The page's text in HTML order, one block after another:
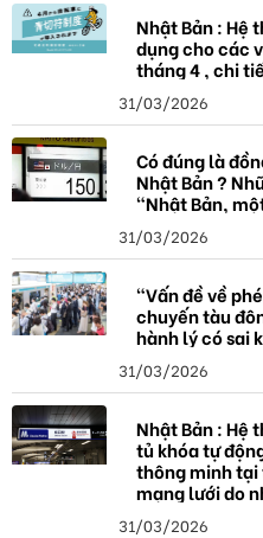
a
Nhật Bản : Hệ
dụng cho các
tháng 4 , chi
31/03/2026
Có đúng là
Nhật Bản ?
"Nhật Bản,
31/03/2026
"Vấn đề về
chuyến tàu
hành lý có sai
31/03/2026
Nhật Bản : Hệ
tủ khóa tự
thông minh tại
mạng lưới do
31/03/2026